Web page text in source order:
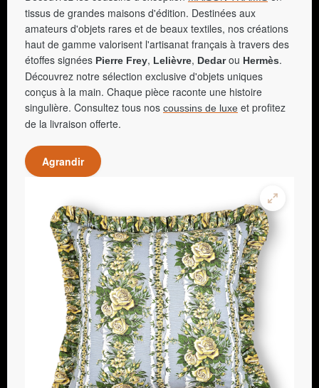
tissus de grandes maisons d'édition. Destinées aux
amateurs d'objets rares et de beaux textiles, nos créations
haut de gamme valorisent l'artisanat français à travers des
étoffes signées Pierre Frey, Lelièvre, Dedarou Hermès.
Découvrez notre sélection exclusive d'objets uniques
conçus à la main. Chaque pièce raconte une histoire
singulière. Consultez tous nos coussins de luxe et profitez
de la livraison offerte.
Agrandir